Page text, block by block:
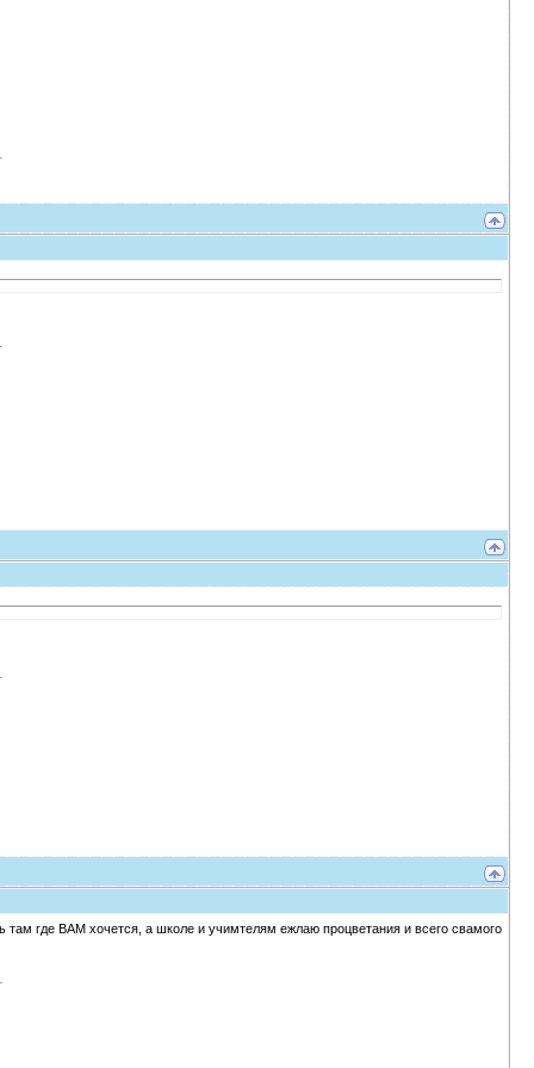
там где ВАМ хочется, а школе и учимтелям ежлаю процветания и всего свамого